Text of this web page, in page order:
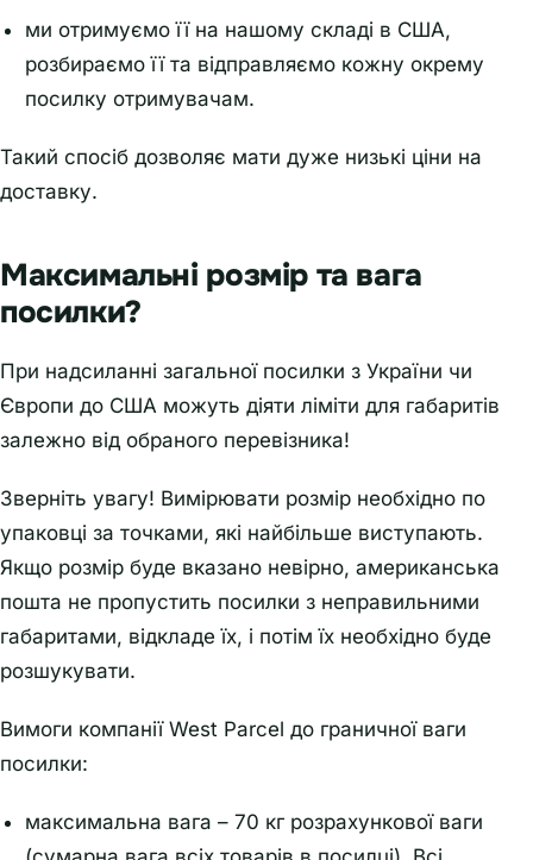
ми отримуємо її на нашому складі в США,
розбираємо її та відправляємо кожну окрему
посилку отримувачам.
Такий спосіб дозволяє мати дуже низькі ціни на
доставку.
Максимальні розмір та вага
посилки?
При надсиланні загальної посилки з України чи
Європи до США можуть діяти ліміти для габаритів
залежно від обраного перевізника!
Зверніть увагу! Вимірювати розмір необхідно по
упаковці за точками, які найбільше виступають.
Якщо розмір буде вказано невірно, американська
пошта не пропустить посилки з неправильними
габаритами, відкладе їх, і потім їх необхідно буде
розшукувати.
Вимоги компанії West Parcel до граничної ваги
посилки:
максимальна вага – 70 кг розрахункової ваги